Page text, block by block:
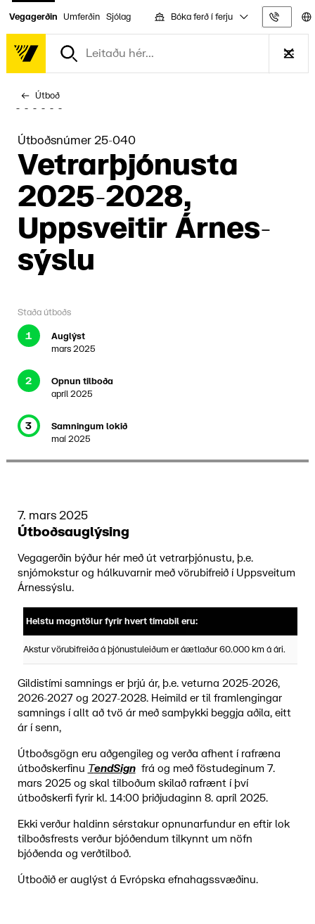
Vegagerðin Umferðin Sjólag Bóka ferð í ferju
Útboð
Útboðsnúmer 25-040
Vetrar­þjón­usta
2025-2028,
Uppsveit­ir Árnes­
sýslu
Staða útboðs
1
Auglýst
mars 2025
2
Opnun tilboða
apríl 2025
3
Samningum lokið
maí 2025
7. mars 2025
Útboðsauglýsing
Vegagerðin býður hér með út vetrarþjónustu, þ.e.
snjómokstur og hálkuvarnir með vörubifreið í Uppsveitum
Árnessýslu.
Helstu magntölur fyrir hvert tímabil eru:
Akstur vörubifreiða á þjónustuleiðum er áætlaður 60.000 km á ári.
Gildistími samnings er þrjú ár, þ.e. veturna 2025-2026,
2026-2027 og 2027-2028. Heimild er til framlengingar
samnings í allt að tvö ár með samþykki beggja aðila, eitt
ár í senn,
Útboðsgögn eru aðgengileg og verða afhent í rafræna
útboðskerfinu TendSignfrá og með föstudeginum 7.
mars 2025 og skal tilboðum skilað rafrænt í því
útboðskerfi fyrir kl. 14:00 þriðjudaginn 8. apríl 2025.
Ekki verður haldinn sérstakur opnunarfundur en eftir lok
tilboðsfrests verður bjóðendum tilkynnt um nöfn
bjóðenda og verðtilboð.
Útboðið er auglýst á Evrópska efnahagssvæðinu.